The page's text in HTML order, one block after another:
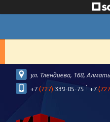
ул. Тлендиева, 168,
+7 (727) 339-05-75 +7